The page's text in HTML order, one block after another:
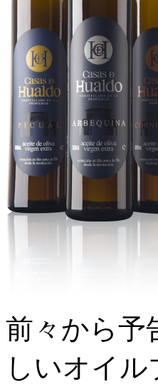
前々から予
しいオイ